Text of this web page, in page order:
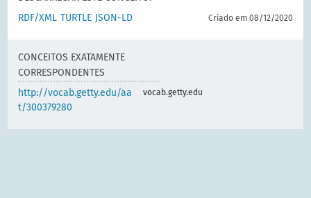
RDF/XML TURTLE JSON-LD Criado em 08/12/2020
CONCEITOS EXATAMENTE
CORRESPONDENTES
http://vocab.getty.edu/aa
t/300379280
vocab.getty.edu